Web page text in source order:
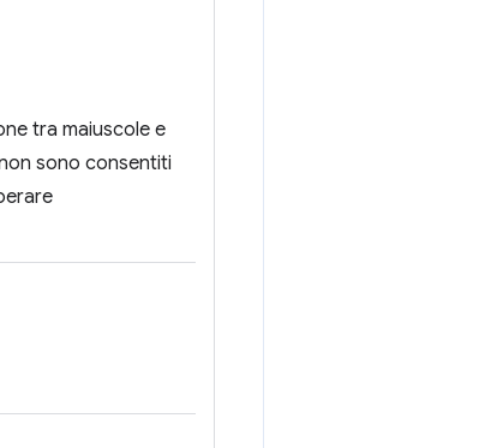
tra maiuscole e
sono consentiti